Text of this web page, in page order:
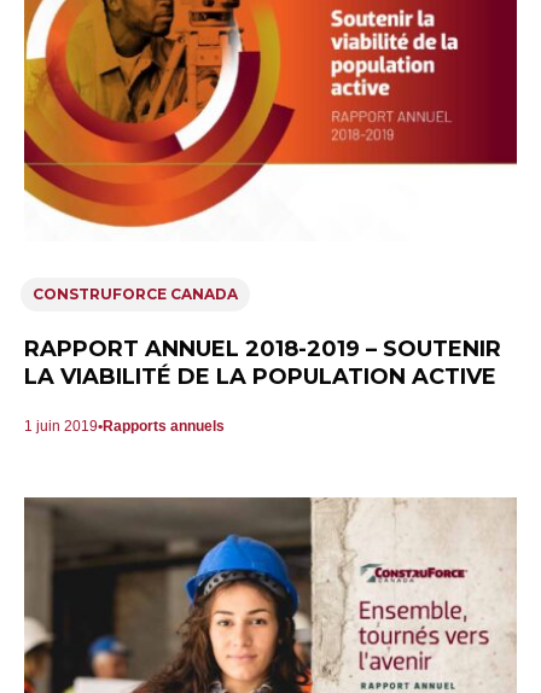
CONSTRUFORCE CANADA
RAPPORT ANNUEL 2018-2019 – SOUTENIR
LA VIABILITÉ DE LA POPULATION ACTIVE
1 juin 2019 Rapports annuels